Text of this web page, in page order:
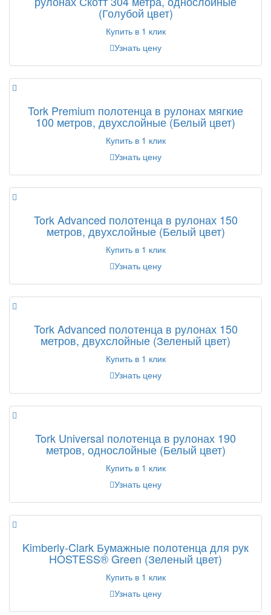
(Голубой цвет)
Купить в 1 клик
Узнать цену
Tork Premium полотенца в рулонах мягкие
100 метров, двухслойные (Белый цвет)
Купить в 1 клик
Узнать цену
Tork Advanced полотенца в рулонах 150
метров, двухслойные (Белый цвет)
Купить в 1 клик
Узнать цену
Tork Advanced полотенца в рулонах 150
метров, двухслойные (Зеленый цвет)
Купить в 1 клик
Узнать цену
Tork Universal полотенца в рулонах 190
метров, однослойные (Белый цвет)
Купить в 1 клик
Узнать цену
Kimberly-Clark Бумажные полотенца для рук
HOSTESS® Green (Зеленый цвет)
Купить в 1 клик
Узнать цену